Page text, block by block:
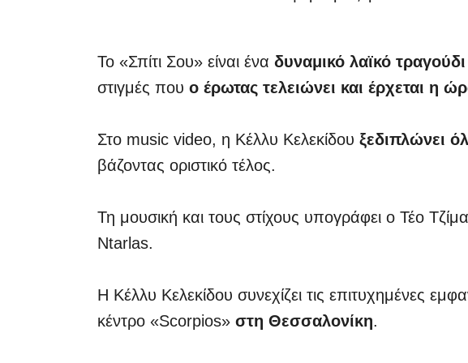
Το «Σπίτι Σου» είναι ένα δυναμικό λαϊκό τραγούδι
στιγμές που ο έρωτας τελειώνει και έρχεται η
Στο music video, η Κέλλυ Κελεκίδου ξεδιπλώνει
βάζοντας οριστικό τέλος.
Τη μουσική και τους στίχους υπογράφει ο Τέο
Ntarlas.
Η Κέλλυ Κελεκίδου συνεχίζει τις επιτυχημένες
κέντρο «Scorpios» στη Θεσσαλονίκη.